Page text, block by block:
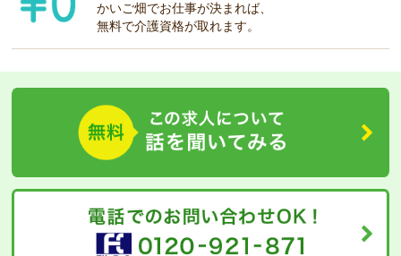
かいご畑でお仕事が決まれば、
無料で介護資格が取れます。